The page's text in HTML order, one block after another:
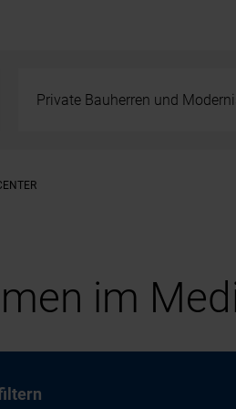
Private Bauherren und
im